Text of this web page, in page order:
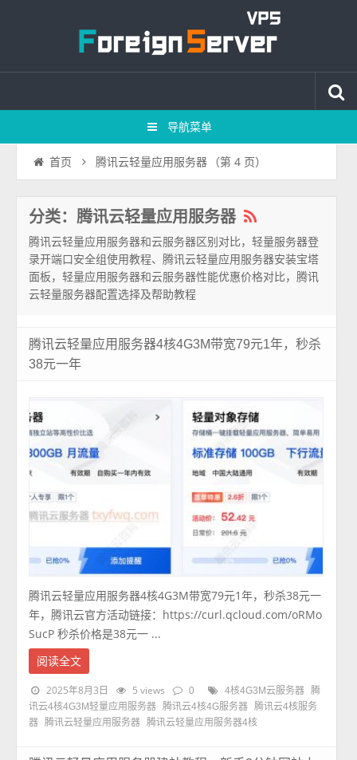
导航菜单
首页 腾讯云轻量应用服务器 （第 4 页）
分类：腾讯云轻量应用服务器
腾讯云轻量应用服务器和云服务器区别对比，轻量服务器登
录开端口安全组使用教程、腾讯云轻量应用服务器安装宝塔
面板，轻量应用服务器和云服务器性能优惠价格对比，腾讯
云轻量服务器配置选择及帮助教程
腾讯云轻量应用服务器4核4G3M带宽79元1年，秒杀
38元一年
腾讯云轻量应用服务器4核4G3M带宽79元1年，秒杀38元一
年，腾讯云官方活动链接：https://curl.qcloud.com/oRMo
SucP 秒杀价格是38元一 ...
阅读全文
2025年8月3日 5 views 0 4核4G3M云服务器
腾
讯云4核4G3M轻量应用服务器 腾讯云4核4G服务器 腾讯云4核服务
器 腾讯云轻量应用服务器 腾讯云轻量应用服务器4核